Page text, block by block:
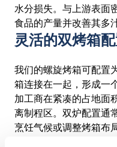
水分损失。与上游表面
食品的产量并改善其多
灵活的双烤箱
我们的螺旋烤箱可配置
箱连接在一起，形成一
加工商在紧凑的占地面
离制程区。双炉配置通
烹饪气候或调整烤箱布